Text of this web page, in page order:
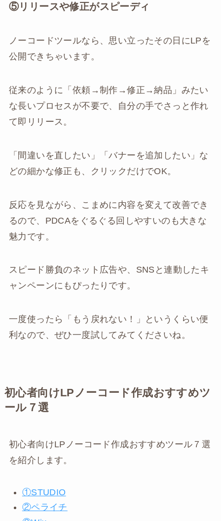
⑤リリースや修正がスピーディ
ノーコードツールなら、思い立ったその日にLPを
公開できちゃいます。
従来のように「依頼→制作→修正→納品」みたい
な長いプロセスが不要で、自分の手でさっと作れ
て即リリース。
「間違いを直したい」「バナーを追加したい」な
どの細かな修正も、クリックだけでOK。
反応を見ながら、こまめに内容を変えて改善でき
るので、PDCAをぐるぐる回しやすいのも大きな
魅力です。
スピード勝負のネット広告や、SNSと連動したキ
ャンペーンにもぴったりです。
一度使ったら「もう戻れない！」というくらい便
利なので、ぜひ一度試してみてくださいね。
初心者向けLPノーコード作成おすすめツ
ール７選
初心者向けLPノーコード作成おすすめツール７選
を紹介します。
①STUDIO
②ペライチ